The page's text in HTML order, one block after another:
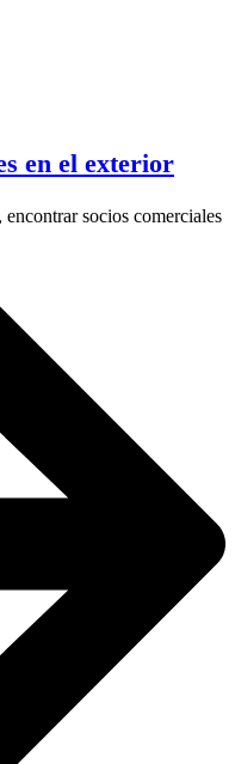
en el exterior
socios comerciales